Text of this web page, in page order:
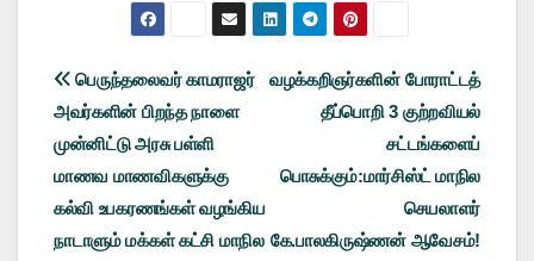
Post
navigation
வழக்கறிஞர்களின் போராட்டத்
தீப்பொறி 3 குற்றவியல்
சட்டங்களைப்
பொசுக்கும்:மார்சிஸ்ட் மாநில
செயலாளர்
கே.பாலகிருஷ்ணன் ஆவேசம்!
பெருந்தலைவர் காமராஜர்
அவர்களின் பிறந்த நாளை
முன்னிட்டு அரசு பள்ளி
மாணவ மாணவிகளுக்கு
கல்வி உபகரணங்கள் வழங்கிய
நாடாளும் மக்கள் கட்சி மாநில